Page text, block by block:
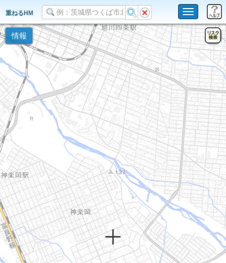
Toggle
navigation
重ねるHM
情報